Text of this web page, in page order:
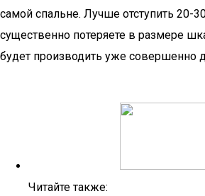
самой спальне. Лучше отступить 20-
существенно потеряете в размере
будет производить уже совершенно
Читайте также: